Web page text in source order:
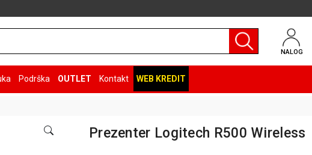
NALOG
Podrška OUTLET Kontakt WEB KREDIT
Prezenter Logitech R500 Wireless